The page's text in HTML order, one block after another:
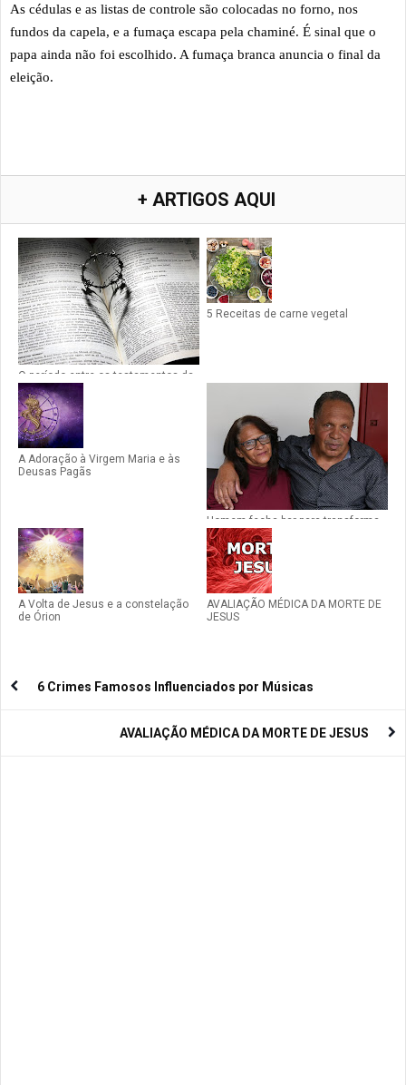
As cédulas e as listas de controle são colocadas no forno, nos
fundos da capela, e a fumaça escapa pela chaminé. É sinal que o
papa ainda não foi escolhido. A fumaça branca anuncia o final da
eleição.
+ ARTIGOS AQUI
O período entre os testamentos da
Bíblia
5 Receitas de carne vegetal
A Adoração à Virgem Maria e às
Deusas Pagãs
Homem fecha bar para transforma-
lo em igreja em Betim-MG
A Volta de Jesus e a constelação
de Órion
AVALIAÇÃO MÉDICA DA MORTE DE
JESUS
6 Crimes Famosos Influenciados por Músicas
AVALIAÇÃO MÉDICA DA MORTE DE JESUS